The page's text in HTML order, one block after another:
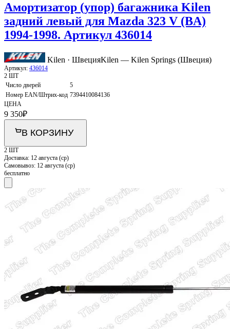
Амортизатор (упор) багажника Kilen
задний левый для Mazda 323 V (BA)
1994-1998. Артикул 436014
Kilen · ШвецияKilen — Kilen Springs (Швеция)
Артикул: 436014
2 ШТ
Число дверей
5
Номер EAN/Штрих-код 7394410084136
ЦЕНА
9 350₽
В КОРЗИНУ
2 ШТ
Доставка: 12 августа (ср)
Самовывоз: 12 августа (ср)
бесплатно